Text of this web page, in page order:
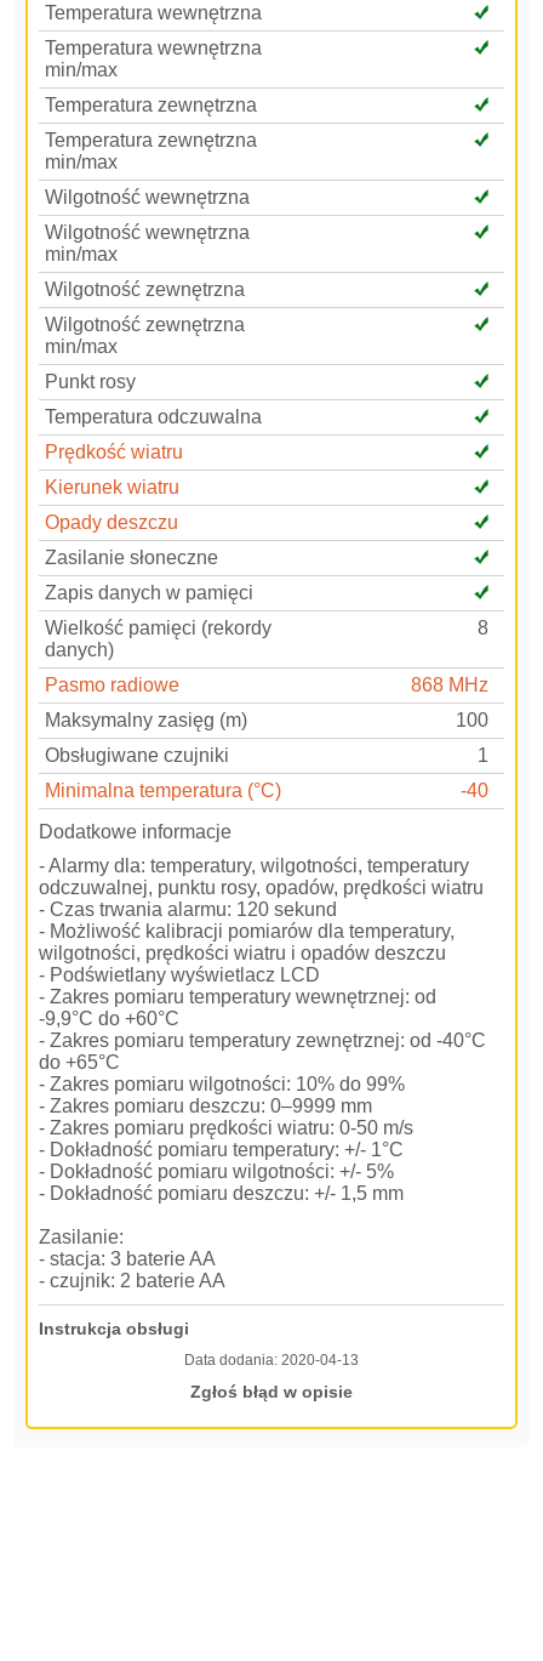
Temperatura wewnętrzna
Temperatura wewnętrzna
min/max
Temperatura zewnętrzna
Temperatura zewnętrzna
min/max
Wilgotność wewnętrzna
Wilgotność wewnętrzna
min/max
Wilgotność zewnętrzna
Wilgotność zewnętrzna
min/max
Punkt rosy
Temperatura odczuwalna
Prędkość wiatru
Kierunek wiatru
Opady deszczu
Zasilanie słoneczne
Zapis danych w pamięci
Wielkość pamięci (rekordy
danych)
8
Pasmo radiowe
868 MHz
Maksymalny zasięg (m)
100
Obsługiwane czujniki
1
Minimalna temperatura (°C)
-40
Dodatkowe informacje
- Alarmy dla: temperatury, wilgotności, temperatury
odczuwalnej, punktu rosy, opadów, prędkości wiatru
- Czas trwania alarmu: 120 sekund
- Możliwość kalibracji pomiarów dla temperatury,
wilgotności, prędkości wiatru i opadów deszczu
- Podświetlany wyświetlacz LCD
- Zakres pomiaru temperatury wewnętrznej: od
-9,9°C do +60°C
- Zakres pomiaru temperatury zewnętrznej: od -40°C
do +65°C
- Zakres pomiaru wilgotności: 10% do 99%
- Zakres pomiaru deszczu: 0–9999 mm
- Zakres pomiaru prędkości wiatru: 0-50 m/s
- Dokładność pomiaru temperatury: +/- 1°C
- Dokładność pomiaru wilgotności: +/- 5%
- Dokładność pomiaru deszczu: +/- 1,5 mm
Zasilanie:
- stacja: 3 baterie AA
- czujnik: 2 baterie AA
Instrukcja obsługi
Data dodania: 2020-04-13
Zgłoś błąd w opisie